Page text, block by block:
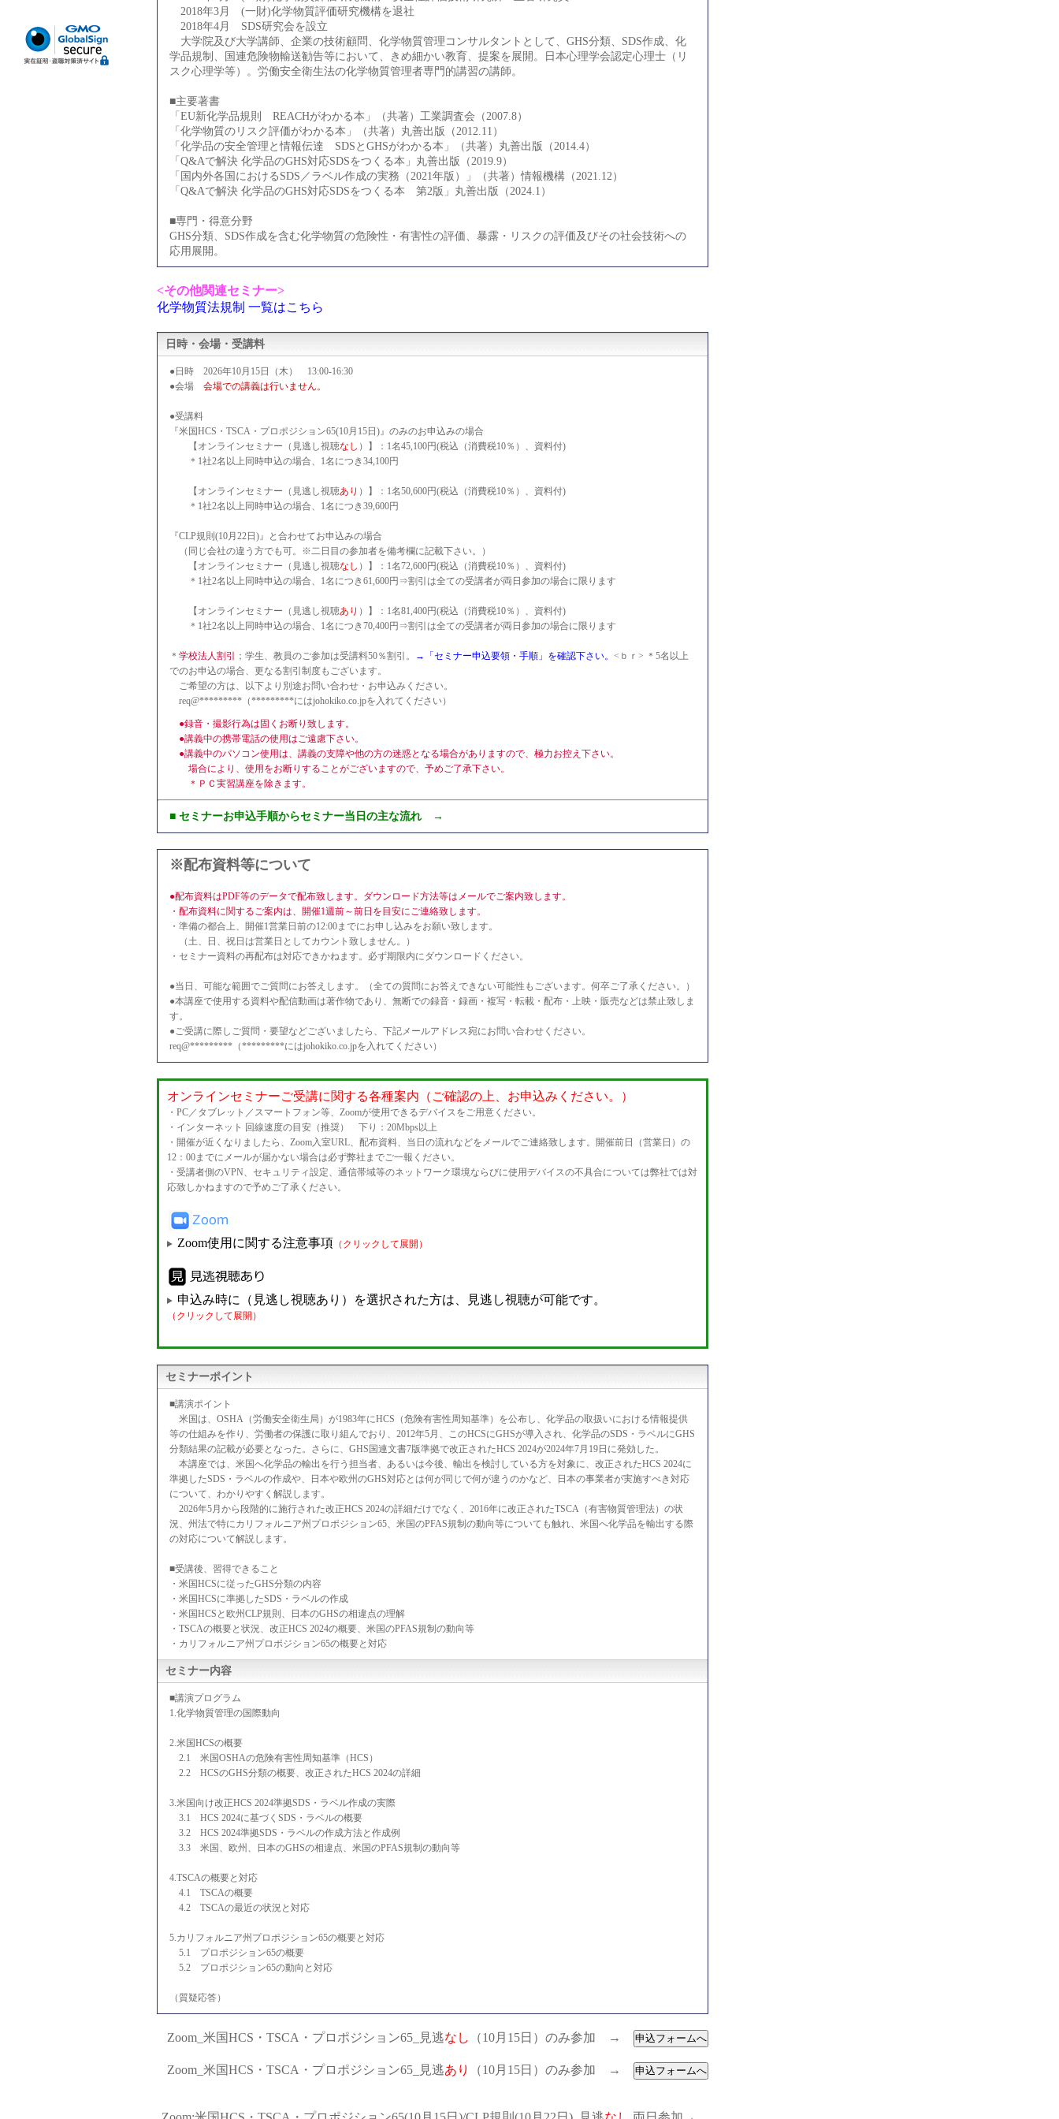
2018年3月 (一財)化学物質評価研究機構を退社
2018年4月 SDS研究会を設立
大学院及び大学講師、企業の技術顧問、化学物質管理コンサルタントとして、GHS分類、SDS作成、化
学品規制、国連危険物輸送勧告等において、きめ細かい教育、提案を展開。日本心理学会認定心理士（リ
スク心理学等）。労働安全衛生法の化学物質管理者専門的講習の講師。
■主要著書
「EU新化学品規則 REACHがわかる本」（共著）工業調査会（2007.8）
「化学物質のリスク評価がわかる本」（共著）丸善出版（2012.11）
「化学品の安全管理と情報伝達 SDSとGHSがわかる本」（共著）丸善出版（2014.4）
「Q&Aで解決 化学品のGHS対応SDSをつくる本」丸善出版（2019.9）
「国内外各国におけるSDS／ラベル作成の実務（2021年版）」（共著）情報機構（2021.12）
「Q&Aで解決 化学品のGHS対応SDSをつくる本 第2版」丸善出版（2024.1）
■専門・得意分野
GHS分類、SDS作成を含む化学物質の危険性・有害性の評価、暴露・リスクの評価及びその社会技術への
応用展開。
<その他関連セミナー>
化学物質法規制 一覧はこちら
日時・会場・受講料
●日時 2026年10月15日（木） 13:00-16:30
●会場 会場での講義は行いません。
●受講料
『米国HCS・TSCA・プロポジション65(10月15日)』のみのお申込みの場合
【オンラインセミナー（見逃し視聴なし ）】：1名45,100円(税込（消費税10％）、資料付)
＊1社2名以上同時申込の場合、1名につき34,100円
【オンラインセミナー（見逃し視聴あり ）】：1名50,600円(税込（消費税10％）、資料付)
＊1社2名以上同時申込の場合、1名につき39,600円
『CLP規則(10月22日)』と合わせてお申込みの場合
（同じ会社の違う方でも可。※二日目の参加者を備考欄に記載下さい。）
【オンラインセミナー（見逃し視聴なし ）】：1名72,600円(税込（消費税10％）、資料付)
＊1社2名以上同時申込の場合、1名につき61,600円⇒割引は全ての受講者が両日参加の場合に限ります
【オンラインセミナー（見逃し視聴あり ）】：1名81,400円(税込（消費税10％）、資料付)
＊1社2名以上同時申込の場合、1名につき70,400円⇒割引は全ての受講者が両日参加の場合に限ります
＊ 学校法人割引 ；学生、教員のご参加は受講料50％割引。 →「セミナー申込要領・手順」を確認下さい。 <ｂｒ> ＊ 5名以上
でのお申込の場合、更なる割引制度もございます。
ご希望の方は、以下より別途お問い合わせ・お申込みください。
req@*********（*********にはjohokiko.co.jpを入れてください）
●録音・撮影行為は固くお断り致します。
●講義中の携帯電話の使用はご遠慮下さい。
●講義中のパソコン使用は、講義の支障や他の方の迷惑となる場合がありますので、極力お控え下さい。
場合により、使用をお断りすることがございますので、予めご了承下さい。
＊ＰＣ実習講座を除きます。
■ セミナーお申込手順からセミナー当日の主な流れ →
※配布資料等について
●配布資料はPDF等のデータで配布致します。ダウンロード方法等はメールでご案内致します。
・配布資料に関するご案内は、開催1週前～前日を目安にご連絡致します。
・準備の都合上、開催1営業日前の12:00までにお申し込みをお願い致します。
（土、日、祝日は営業日としてカウント致しません。）
・セミナー資料の再配布は対応できかねます。必ず期限内にダウンロードください。
●当日、可能な範囲でご質問にお答えします。（全ての質問にお答えできない可能性もございます。何卒ご了承ください。）
●本講座で使用する資料や配信動画は著作物であり、無断での録音・録画・複写・転載・配布・上映・販売などは禁止致しま
す。
●ご受講に際しご質問・要望などございましたら、下記メールアドレス宛にお問い合わせください。
req@*********（*********にはjohokiko.co.jpを入れてください）
オンラインセミナーご受講に関する各種案内（ご確認の上、お申込みください。）
・PC／タブレット／スマートフォン等、Zoomが使用できるデバイスをご用意ください。
・インターネット 回線速度の目安（推奨） 下り：20Mbps以上
・開催が近くなりましたら、Zoom入室URL、配布資料、当日の流れなどをメールでご連絡致します。開催前日（営業日）の
12：00までにメールが届かない場合は必ず弊社までご一報ください。
・受講者側のVPN、セキュリティ設定、通信帯域等のネットワーク環境ならびに使用デバイスの不具合については弊社では対
応致しかねますので予めご了承ください。
Zoom使用に関する注意事項 （クリックして展開）
申込み時に（見逃し視聴あり）を選択された方は、見逃し視聴が可能です。
（クリックして展開）
セミナーポイント
■講演ポイント
米国は、OSHA（労働安全衛生局）が1983年にHCS（危険有害性周知基準）を公布し、化学品の取扱いにおける情報提供
等の仕組みを作り、労働者の保護に取り組んでおり、2012年5月、このHCSにGHSが導入され、化学品のSDS・ラベルにGHS
分類結果の記載が必要となった。さらに、GHS国連文書7版準拠で改正されたHCS 2024が2024年7月19日に発効した。
本講座では、米国へ化学品の輸出を行う担当者、あるいは今後、輸出を検討している方を対象に、改正されたHCS 2024に
準拠したSDS・ラベルの作成や、日本や欧州のGHS対応とは何が同じで何が違うのかなど、日本の事業者が実施すべき対応
について、わかりやすく解説します。
2026年5月から段階的に施行された改正HCS 2024の詳細だけでなく、2016年に改正されたTSCA（有害物質管理法）の状
況、州法で特にカリフォルニア州プロポジション65、米国のPFAS規制の動向等についても触れ、米国へ化学品を輸出する際
の対応について解説します。
■受講後、習得できること
・米国HCSに従ったGHS分類の内容
・米国HCSに準拠したSDS・ラベルの作成
・米国HCSと欧州CLP規則、日本のGHSの相違点の理解
・TSCAの概要と状況、改正HCS 2024の概要、米国のPFAS規制の動向等
・カリフォルニア州プロポジション65の概要と対応
セミナー内容
■講演プログラム
1.化学物質管理の国際動向
2.米国HCSの概要
2.1 米国OSHAの危険有害性周知基準（HCS）
2.2 HCSのGHS分類の概要、改正されたHCS 2024の詳細
3.米国向け改正HCS 2024準拠SDS・ラベル作成の実際
3.1 HCS 2024に基づくSDS・ラベルの概要
3.2 HCS 2024準拠SDS・ラベルの作成方法と作成例
3.3 米国、欧州、日本のGHSの相違点、米国のPFAS規制の動向等
4.TSCAの概要と対応
4.1 TSCAの概要
4.2 TSCAの最近の状況と対応
5.カリフォルニア州プロポジション65の概要と対応
5.1 プロポジション65の概要
5.2 プロポジション65の動向と対応
（質疑応答）
Zoom_米国HCS・TSCA・プロポジション65_見逃なし （10月15日）のみ参加 →
Zoom_米国HCS・TSCA・プロポジション65_見逃あり （10月15日）のみ参加 →